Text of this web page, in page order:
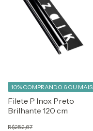
Filete P Inox Preto
Brilhante 120 cm
R$252,87
10% COMPRANDO 6 OU MAIS